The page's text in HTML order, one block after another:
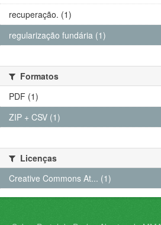
recuperação. (1)
regularização fundária (1)
Formatos
PDF (1)
ZIP + CSV (1)
Licenças
Creative Commons At... (1)